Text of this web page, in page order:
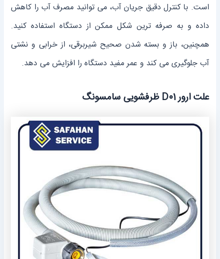
است. با کنترل دقیق جریان آب، می ‌توانید مصرف آب را کاهش
داده و به صرفه ‌ترین شکل ممکن از دستگاه استفاده کنید.
همچنین، باز و بسته شدن صحیح شیربرقی، از خرابی و نشتی
آب جلوگیری می‌ کند و عمر مفید دستگاه را افزایش می ‌دهد.
علت ارور D01 ظرفشویی سامسونگ